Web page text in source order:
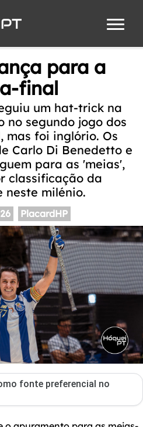
para a
final
um hat-trick na
no segundo jogo dos
mas foi inglório. Os
Carlo Di Benedetto e
para as 'meias',
classificação da
neste milénio.
PlacardHP
fonte preferencial no